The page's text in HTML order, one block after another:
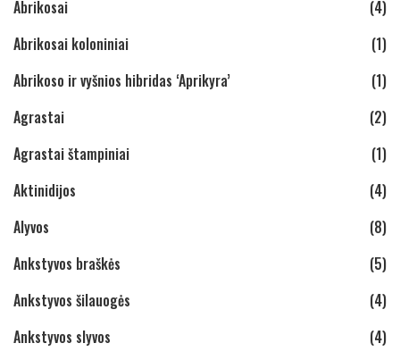
Abrikosai
(4)
Abrikosai koloniniai
(1)
Abrikoso ir vyšnios hibridas ‘Aprikyra’
(1)
Agrastai
(2)
Agrastai štampiniai
(1)
Aktinidijos
(4)
Alyvos
(8)
Ankstyvos braškės
(5)
Ankstyvos šilauogės
(4)
Ankstyvos slyvos
(4)